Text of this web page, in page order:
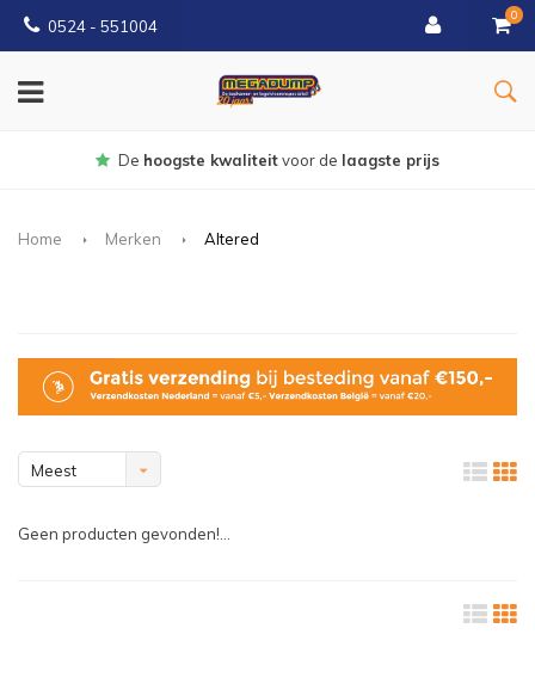
0524 - 551004
0
voor delaagste prijs
Home Merken Altered
Meest
Geen producten gevonden!...